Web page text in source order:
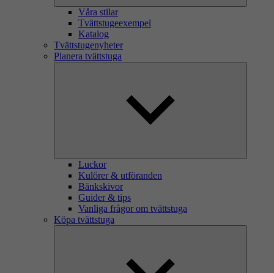
Våra stilar
Tvättstugeexempel
Katalog
Tvättstugenyheter
Planera tvättstuga
Luckor
Kulörer & utföranden
Bänkskivor
Guider & tips
Vanliga frågor om tvättstuga
Köpa tvättstuga